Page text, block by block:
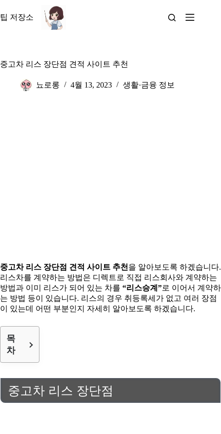
문
뛰
팁 저장소
중고차 리스 장단점 견적 사이트 추천
뇨로롱 4월 13, 2023 생활·금융 정보
중고차 리스 장단점 견적 사이트 추천 을 알아보도록 하겠습니다.
리스차를 계약하는 방법은 디렉트로 직접 리스회사와 계약하는
방법과 이미 리스가 되어 있는 차를 “리스승계”로 이어서 계약하
는 방법 등이 있습니다. 리스의 경우 취등록세가 없고 여러 장점
이 있는데 어떤 부분인지 자세히 알아보도록 하겠습니다.
목
차
중고차 리스 장단점